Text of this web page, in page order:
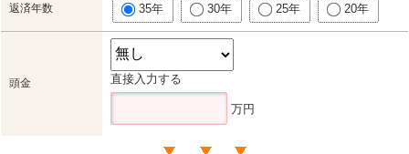
返済年数 35年 30年 25年 20年
頭金 直接入力する
万円